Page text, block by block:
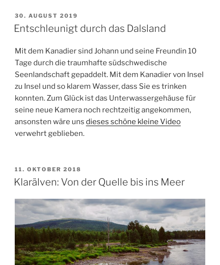
durch
Norwegen“
VERÖFFENTLICHT
AM
30. AUGUST 2019
Entschleunigt durch das Dalsland
Mit dem Kanadier sind Johann und seine Freundin 10
Tage durch die traumhafte südschwedische
Seenlandschaft gepaddelt. Mit dem Kanadier von Insel
zu Insel und so klarem Wasser, dass Sie es trinken
konnten. Zum Glück ist das Unterwassergehäuse für
seine neue Kamera noch rechtzeitig angekommen,
ansonsten wäre uns dieses schöne kleine Video
verwehrt geblieben.
VERÖFFENTLICHT
AM
11. OKTOBER 2018
Klarälven: Von der Quelle bis ins Meer